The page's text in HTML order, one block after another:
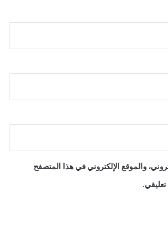
والموقع الإلكتروني في هذا المتصفح
تعليقي.